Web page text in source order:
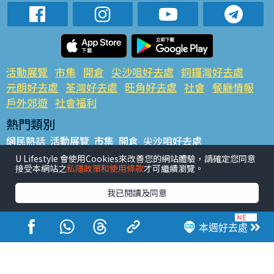
本週好去處
活動展覽 市集 開倉 尖沙咀好去處 銅鑼灣好去處
元朗好去處 荃灣好去處 旺角好去處 社會 餐廳情報
戶外郊遊 社會福利
熱門類別
網民熱話 活動展覽 市集 開倉 尖沙咀好去處
銅鑼灣好去處 元朗好去處 荃灣好去處 旺角好去處 社會
餐廳情報 戶外郊遊
熱門標籤
#UGO搵好去處 #人氣活動推介 #美食社群熱話
#親子玩樂好去處
#ULifestyle應用程式
#限時搶
#UJetso禮物放送
#ULifestyle商戶中心 #著數 #網絡熱話
U Lifestyle 會使用Cookies來改善您的網站體驗，請確定您同意
接受本網站之私隱政策和使用條款才可繼續瀏覽。
我已閱讀及同意